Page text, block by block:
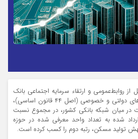
از روابط‌عمومی و ارتقاء سرمایه اجتماعی بانک
تجارت، بررسی عملکرد بانک‌های دولتی و خصوصی (اصل ۴۴ قانون اساسی)،
در میان شبکه بانکی کشور، در مجموع نسبت
شده به تعداد واحد معرفی شده در حوزه
تولید مسکن، رتبه دوم را کسب کرده است.